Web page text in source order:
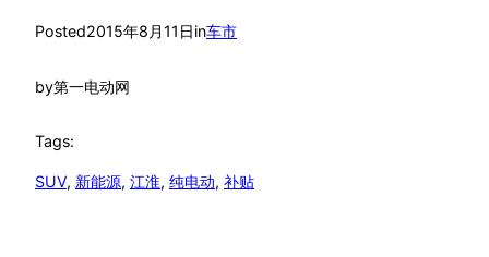
Posted2015年8月11日in车市
by第一电动网
Tags:
SUV, 新能源, 江淮, 纯电动, 补贴